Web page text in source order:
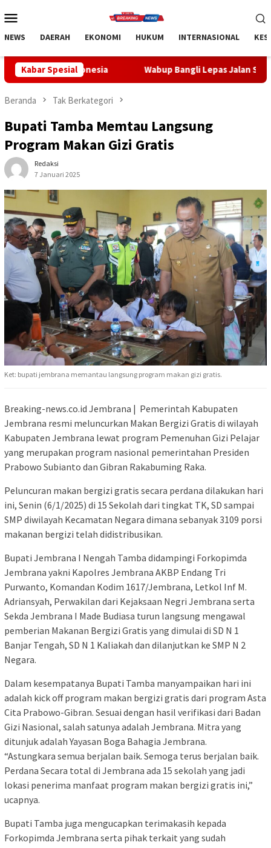
ke
Mobile
NEWS DAERAH EKONOMI HUKUM INTERNASIONAL
Kabar SpesialWabup Bangli Lepas Jalan Santai, Awali Rangkaian
Beranda Tak Berkategori
Bupati Tamba Memtau Langsung
Program Makan Gizi Gratis
Redaksi
7 Januari 2025
Ket: bupati jembrana memantau langsung program makan gizi gratis.
Breaking-news.co.id Jembrana | Pemerintah Kabupaten
Jembrana resmi meluncurkan Makan Bergizi Gratis di wilayah
Kabupaten Jembrana lewat program Pemenuhan Gizi Pelajar
yang merupakan program nasional pemerintahan Presiden
Prabowo Subianto dan Gibran Rakabuming Raka.
Peluncuran makan bergizi gratis secara perdana dilakukan hari
ini, Senin (6/1/2025) di 15 Sekolah dari tingkat TK, SD sampai
SMP diwilayah Kecamatan Negara dimana sebanyak 3109 porsi
makanan bergizi telah didistribusikan.
Bupati Jembrana I Nengah Tamba didampingi Forkopimda
Jembrana yakni Kapolres Jembrana AKBP Endang Tri
Purwanto, Komandan Kodim 1617/Jembrana, Letkol Inf M.
Adriansyah, Perwakilan dari Kejaksaan Negri Jembrana serta
Sekda Jembrana I Made Budiasa turun langsung mengawal
pemberian Makanan Bergizi Gratis yang dimulai di SD N 1
Banjar Tengah, SD N 1 Kaliakah dan dilanjutkan ke SMP N 2
Negara.
Dalam kesempatanya Bupati Tamba manyampaikan hari ini
adalah kick off program makan bergizi gratis dari program Asta
Cita Prabowo-Gibran. Sesuai dengan hasil verifikasi dari Badan
Gizi Nasional, salah satunya adalah Jembrana. Mitra yang
ditunjuk adalah Yayasan Boga Bahagia Jembrana.
“Astungkara semua berjalan baik. Semoga terus berjalan baik.
Perdana Secara total di Jembrana ada 15 sekolah yang jadi
lokasi penerima manfaat program makan bergizi gratis ini,”
ucapnya.
Bupati Tamba juga mengucapkan terimakasih kepada
Forkopimda Jembrana serta pihak terkait yang sudah